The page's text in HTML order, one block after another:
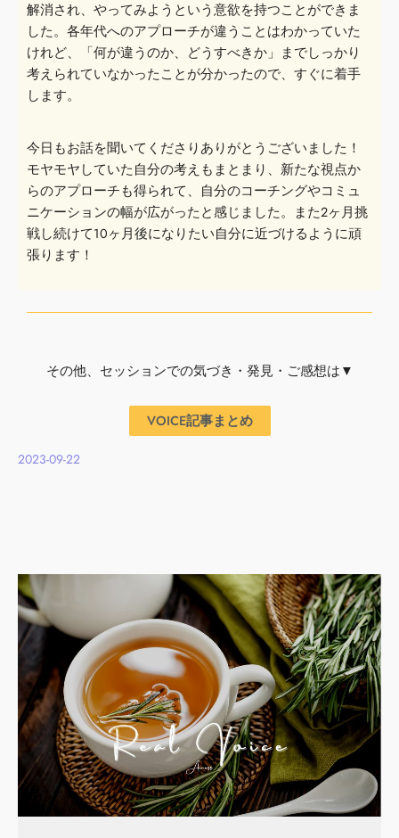
解消され、 やってみようという意欲を持つことができま
した。各年代へのアプローチが違うことはわかっていた
けれど、「何が違うのか、どうすべきか」までしっかり
考えられていなかったことが分かったので、すぐに着手
します。
今日もお話を聞いてくださりありがとうございました！
モヤモヤしていた自分の考えもまとまり、新たな視点か
らのアプローチも得られて、自分のコーチングやコミュ
ニケーションの幅が広がったと感じました。また2ヶ月挑
戦し続けて10ヶ月後になりたい自分に近づけるよう に頑
張ります！
その他、セッションでの気づき・発見・ご感想は▼
VOICE記事まとめ
2023-09-22